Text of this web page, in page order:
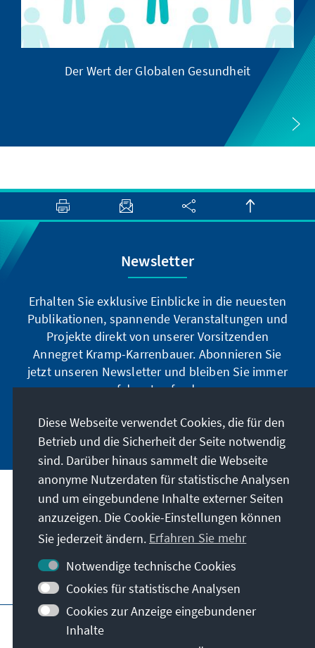
Der Wert der Globalen Gesundheit
Newsletter
Erhalten Sie exklusive Einblicke in die neuesten
Publikationen, spannende Veranstaltungen und
Projekte direkt von unserer Vorsitzenden
Annegret Kramp-Karrenbauer. Abonnieren Sie
jetzt unseren Newsletter und bleiben Sie immer
auf dem Laufenden.
Jetzt abonnieren
Unser Auftrag
Kontakt
Weitere Angebote der Stiftung
Impressum
Datenschutz
Nutzungsbedingungen
Diese Webseite verwendet Cookies, die für den
Betrieb und die Sicherheit der Seite notwendig
sind. Darüber hinaus sammelt die Webseite
anonyme Nutzerdaten für statistische Analysen
und um eingebundene Inhalte externer Seiten
anzuzeigen. Die Cookie-Einstellungen können
Sie jederzeit ändern. Erfahren Sie mehr
Notwendige technische Cookies
Cookies für statistische Analysen
Cookies zur Anzeige eingebundener
Inhalte